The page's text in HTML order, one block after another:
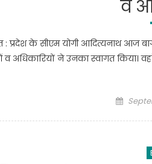
व
: प्रदेश के सीएम योगी आदित्यनाथ आज
अधिकारियों ने उनका स्वागत किया।
Posted